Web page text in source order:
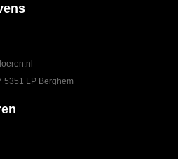
5351 LP Berghem